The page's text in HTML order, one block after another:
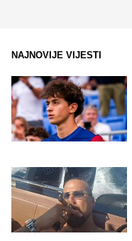
NAJNOVIJE VIJESTI